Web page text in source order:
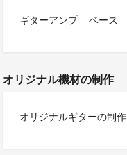
ギターアンプ
ベース
オリジナル機材の制作
オリジナルギターの制作